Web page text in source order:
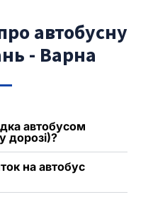
автобусну
- Варна
автобусом
дорозі)?
на автобус